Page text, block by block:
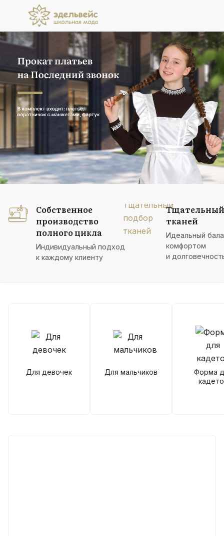
Прокат платьев
на Последний звонок
В комплект входит: платье, воротничок
с манжетами, фартук
Подробнее
Собственное
производство
полного цикла
Индивидуальный подход
к каждому клиенту
тканей
Идеальный
комфортом
и
Для девочек Для мальчиков
Форма